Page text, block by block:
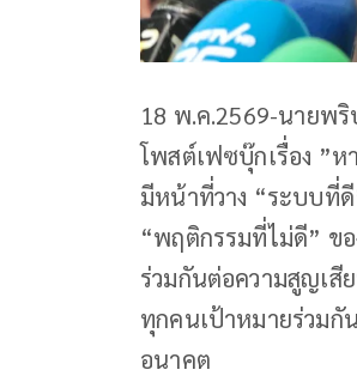
18 พ.ค.2569-นายพ
โพสต์เฟซบุ๊กเรื่อง ”ห
มีหน้าที่วาง “ระบบที่
“พฤติกรรมที่ไม่ดี” ข
ร่วมกันต่อความสูญเสี
ทุกคนเป้าหมายร่วมกั
อนาคต